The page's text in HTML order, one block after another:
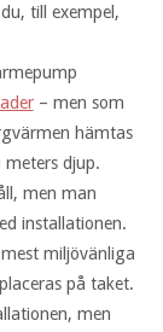
till exempel,
– men som
hämtas
djup.
men man
installationen.
miljövänliga
på taket.
men